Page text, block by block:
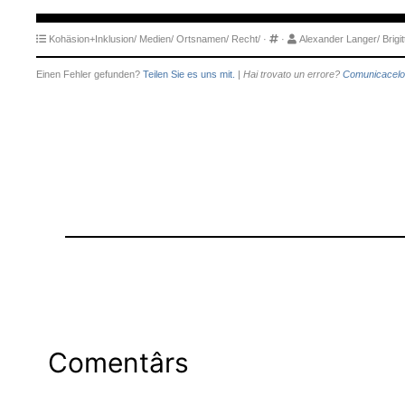
Kohäsion+Inklusion/ Medien/ Ortsnamen/ Recht/ · · Alexander Langer/
Einen Fehler gefunden? Teilen Sie es uns mit. | Hai trovato un errore? Comunicacelo.
Comentârs